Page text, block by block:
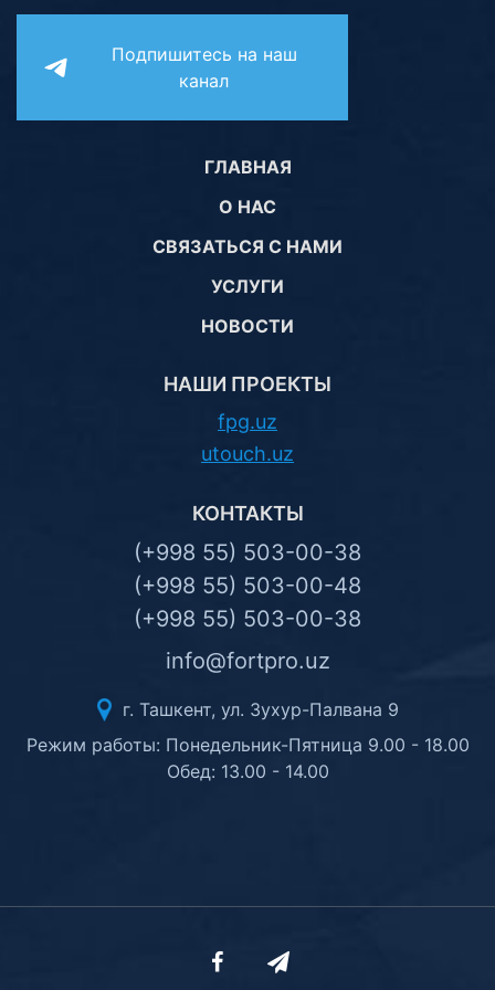
Серверное оборудование
UPS Источники бесперебойного питания
Сетевое оборудование
Подпишитесь на наш
канал
ГЛАВНАЯ
О НАС
СВЯЗАТЬСЯ С НАМИ
УСЛУГИ
НОВОСТИ
НАШИ ПРОЕКТЫ
fpg.uz
utouch.uz
КОНТАКТЫ
(+998 55) 503-00-38
(+998 55) 503-00-48
(+998 55) 503-00-38
info@fortpro.uz
г. Ташкент, ул. Зухур-Палвана 9
Режим работы: Понедельник-Пятница 9.00 - 18.00
Обед: 13.00 - 14.00